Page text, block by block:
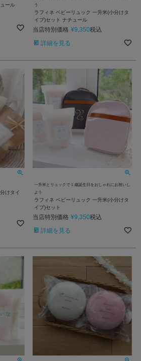
ール
う
ラフィネ ベビーリュック 一升米(小分けタ
イプ)セット ナチュール
当店特別価格 ¥9,350税込
詳細を見る
けタイ
一升米とリュックで１歳誕生日をおしゃれにお祝いし
よう
ラフィネ ベビーリュック 一升米(小分けタ
イプ)セット
当店特別価格 ¥9,350税込
詳細を見る